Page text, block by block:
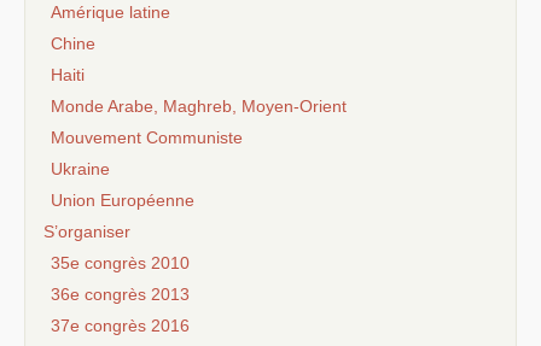
Amérique latine
Chine
Haiti
Monde Arabe, Maghreb, Moyen-Orient
Mouvement Communiste
Ukraine
Union Européenne
S’organiser
35e congrès 2010
36e congrès 2013
37e congrès 2016